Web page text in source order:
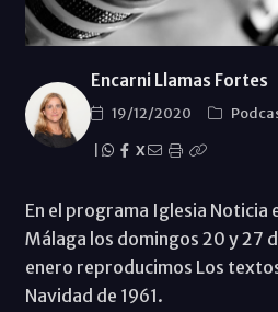
Encarni Llamas Fortes
19/12/2020
X
En el programa Iglesia Noticia
Málaga los domingos 20 y 27
enero reproducimos Los
Navidad de 1961.